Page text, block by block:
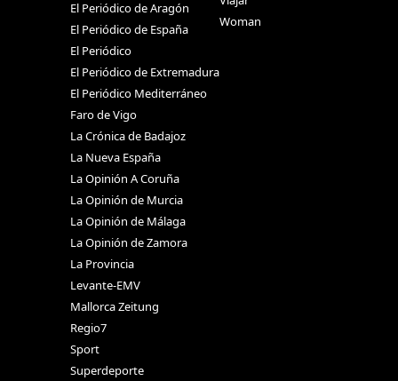
El Periódico de Aragón
El Periódico de España
El Periódico
El Periódico de Extremadura
El Periódico Mediterráneo
Faro de Vigo
La Crónica de Badajoz
La Nueva España
La Opinión A Coruña
La Opinión de Murcia
La Opinión de Málaga
La Opinión de Zamora
La Provincia
Levante-EMV
Mallorca Zeitung
Regio7
Sport
Superdeporte
Woman